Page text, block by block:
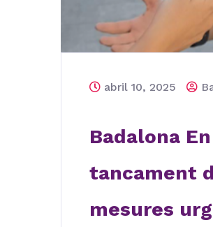
abril 10, 2025
Badalona
tancament
mesures